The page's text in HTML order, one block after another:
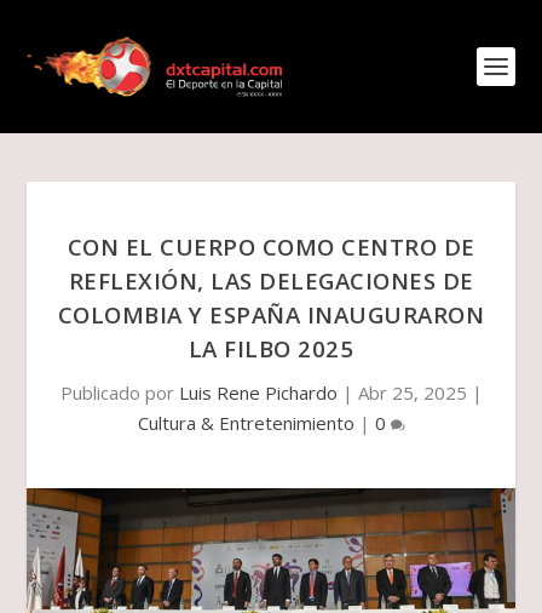
CON EL CUERPO COMO CENTRO DE
REFLEXIÓN, LAS DELEGACIONES DE
COLOMBIA Y ESPAÑA INAUGURARON
LA FILBO 2025
Publicado por Luis Rene Pichardo | Abr 25, 2025 |
Cultura & Entretenimiento | 0